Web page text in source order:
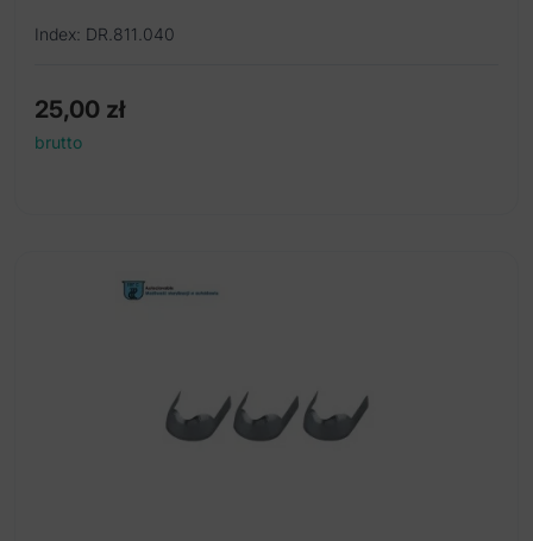
Index: DR.811.040
25,00 zł
brutto